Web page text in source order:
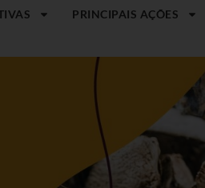
PRINCIPAIS AÇÕES